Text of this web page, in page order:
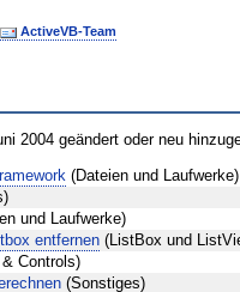
ActiveVB-Team
2004 geändert oder neu
(Dateien und Laufwerke)
und Laufwerke)
entfernen(ListBox und
Controls)
(Sonstiges)